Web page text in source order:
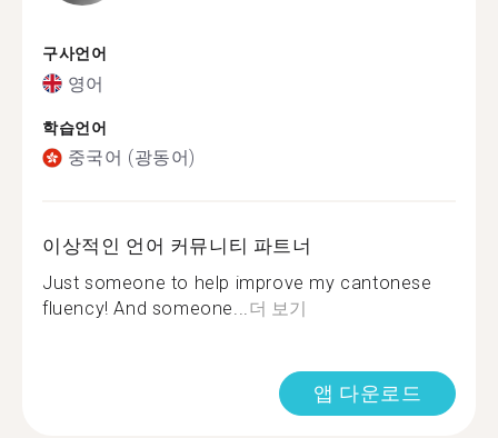
구사언어
영어
학습언어
중국어 (광동어)
이상적인 언어 커뮤니티 파트너
Just someone to help improve my cantonese
fluency! And someone...더 보기
앱 다운로드